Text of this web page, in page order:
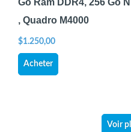
Go Ram DDR4, 256 Go
, Quadro M4000
$1.250,00
Acheter
Voir